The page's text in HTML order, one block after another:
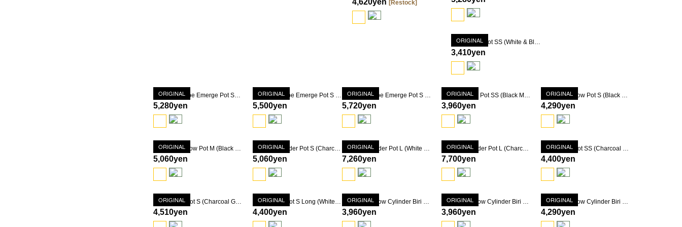
4,620yen [Restock]
ORIGINAL
3,410yen
ORIGINAL
5,280yen
ORIGINAL
5,500yen
ORIGINAL
5,720yen
ORIGINAL
3,960yen
ORIGINAL
4,290yen
ORIGINAL
5,060yen
ORIGINAL Shaper Cylinder Pot S (Charcoal Gray Marble)
5,060yen
ORIGINAL
7,260yen
ORIGINAL
7,700yen
ORIGINAL
4,400yen
ORIGINAL
4,510yen
ORIGINAL
4,400yen
ORIGINAL
3,960yen
ORIGINAL
3,960yen
ORIGINAL
4,290yen